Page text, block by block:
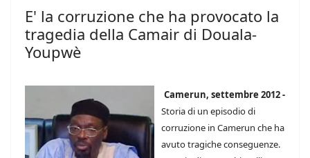
E' la corruzione che ha provocato la
tragedia della Camair di Douala-
Youpwè
Camerun, settembre 2012 -
Storia di un episodio di
corruzione in Camerun che ha
avuto tragiche conseguenze.